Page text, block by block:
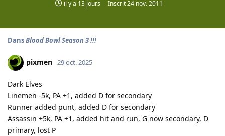
il y a 13 jours Inscrit24 nov. 2011
DansBlood Bowl Season 3 !!!
pixmen 29 oct. 2025
Dark Elves
Linemen -5k, PA +1, added D for secondary
Runner added punt, added D for secondary
Assassin +5k, PA +1, added hit and run, G now secondary, D
primary, lost P